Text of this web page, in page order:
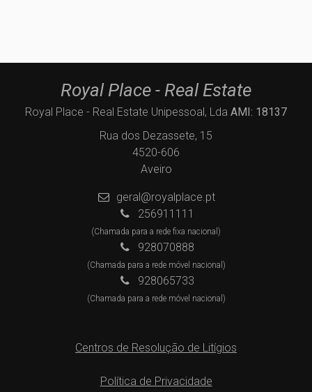
Royal Place - Real Estate
Royal Place - Real Estate Unipessoal, Lda AMI: 18137
Rua dos Dezassete, 15
4520-606
Aveiro
geral@royalplace.pt
256911111
(Chamada para a rede fixa nacional)
928070888
(Chamada para a rede móvel nacional)
928065733
(Chamada para a rede móvel nacional)
Centros de Resolução de Litígios
Política de Privacidade